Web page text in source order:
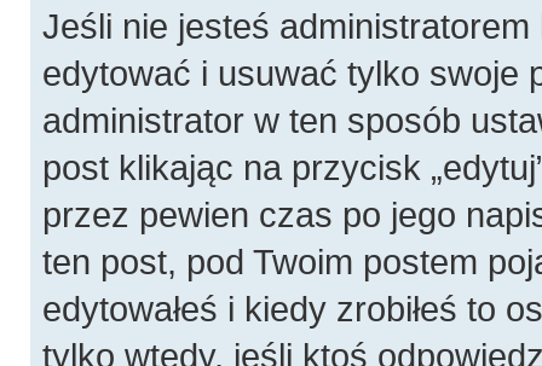
Jeśli nie jesteś
edytować i usuwać tylko swoje
administrator w ten sposób
post klikając na przycisk
przez pewien czas po jego
ten post, pod Twoim postem
edytowałeś i kiedy zrobiłeś to
tylko wtedy, jeśli ktoś